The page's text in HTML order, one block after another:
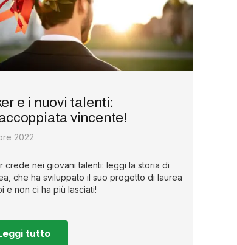
e i nuovi talenti:
vincente!
2022
crede nei giovani talenti: leggi la storia di
che ha sviluppato il suo progetto di laurea
e non ci ha più lasciati!
tutto